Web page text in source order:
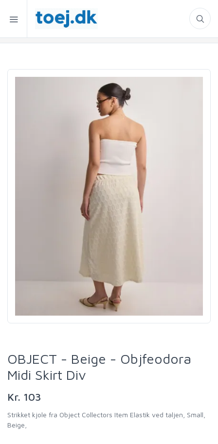
OBJECT - Beige - Objfeodora
Midi Skirt Div
Kr. 103
Strikket kjole fra Object Collectors Item Elastik ved taljen, Small,
Beige,